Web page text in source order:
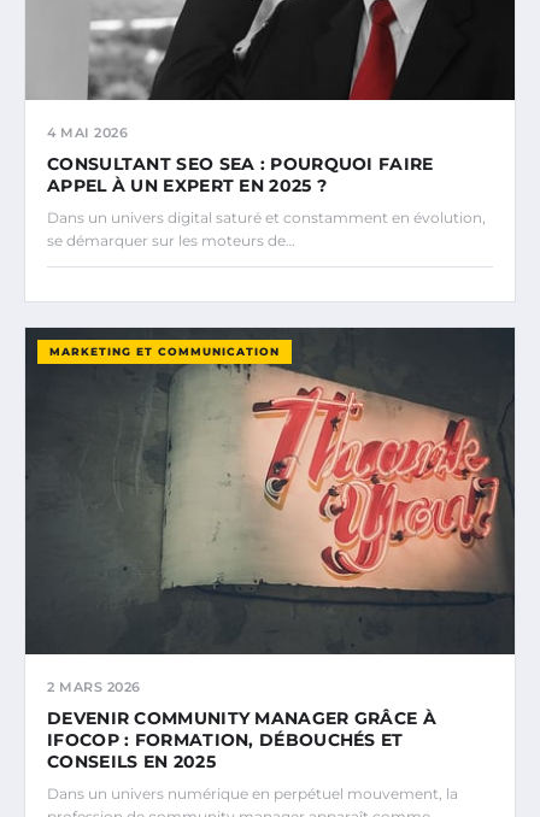
4 MAI 2026
CONSULTANT SEO SEA : POURQUOI FAIRE
APPEL À UN EXPERT EN 2025 ?
Dans un univers digital saturé et constamment en évolution,
se démarquer sur les moteurs de…
MARKETING ET COMMUNICATION
2 MARS 2026
DEVENIR COMMUNITY MANAGER GRÂCE À
IFOCOP : FORMATION, DÉBOUCHÉS ET
CONSEILS EN 2025
Dans un univers numérique en perpétuel mouvement, la